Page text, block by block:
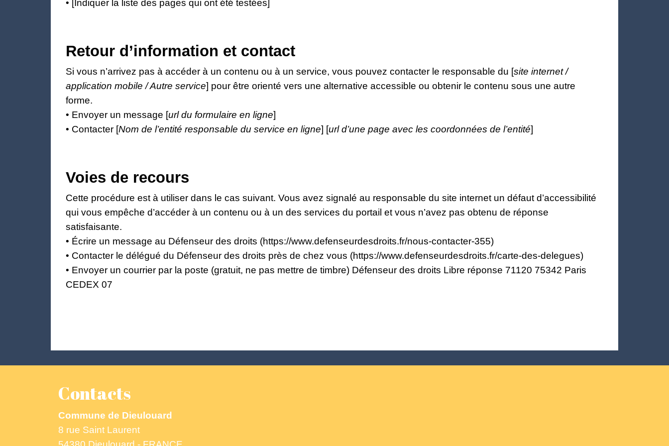
• [Indiquer la liste des pages qui ont été testées]
Retour d’information et contact
Si vous n’arrivez pas à accéder à un contenu ou à un service, vous pouvez contacter le responsable du [site internet /
application mobile / Autre service] pour être orienté vers une alternative accessible ou obtenir le contenu sous une autre
forme.
• Envoyer un message [url du formulaire en ligne]
• Contacter [Nom de l’entité responsable du service en ligne] [url d’une page avec les coordonnées de l’entité]
Voies de recours
Cette procédure est à utiliser dans le cas suivant. Vous avez signalé au responsable du site internet un défaut d’accessibilité
qui vous empêche d’accéder à un contenu ou à un des services du portail et vous n’avez pas obtenu de réponse
satisfaisante.
• Écrire un message au Défenseur des droits (https://www.defenseurdesdroits.fr/nous-contacter-355)
• Contacter le délégué du Défenseur des droits près de chez vous (https://www.defenseurdesdroits.fr/carte-des-delegues)
• Envoyer un courrier par la poste (gratuit, ne pas mettre de timbre) Défenseur des droits Libre réponse 71120 75342 Paris
CEDEX 07
Contacts
Commune de Dieulouard
8 rue Saint Laurent